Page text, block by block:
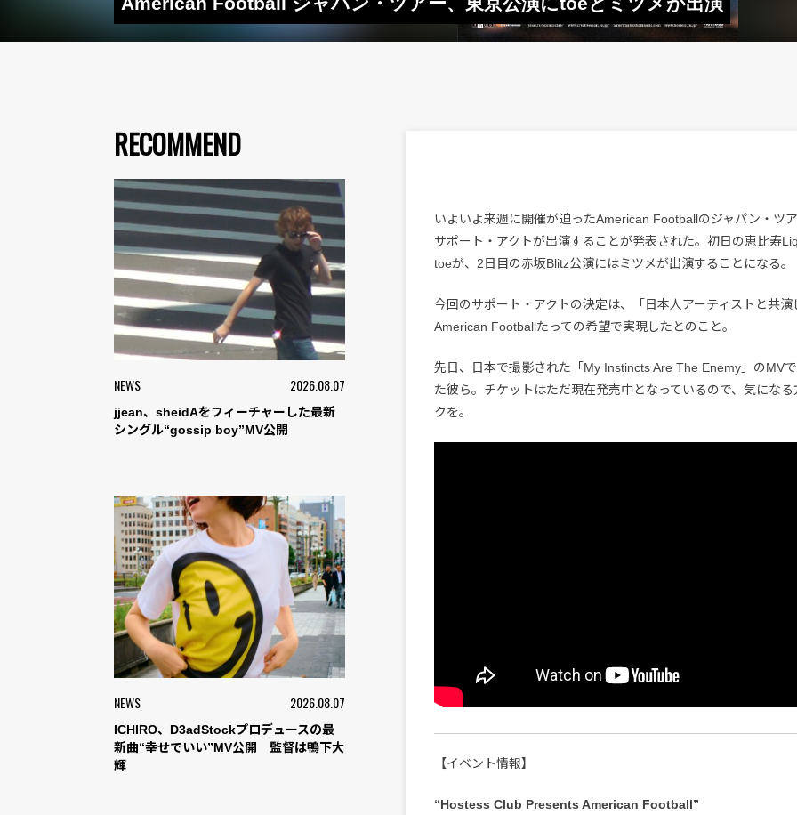
RECOMMEND
NEWS 2026.08.07
jjean、sheidAをフィーチャーした最新
シングル“gossip boy”MV公開
NEWS 2026.08.07
ICHIRO、D3adStockプロデュースの最
新曲“幸せでいい”MV公開 監督は鴨下大
輝
いよいよ来週に開催が迫ったAmerican Footballのジャパン・ツ
サポート・アクトが出演することが発表された。初日の恵比寿
toeが、2日目の赤坂Blitz公演にはミツメが出演することになる。
今回のサポート・アクトの決定は、「日本人アーティストと共
American Footballたっての希望で実現したとのこと。
先日、日本で撮影された「My Instincts Are The Enemy」のMV
た彼ら。チケットはただ現在発売中となっているので、気にな
クを。
【イベント情報】
“Hostess Club Presents American Football”